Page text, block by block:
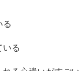
る
いる